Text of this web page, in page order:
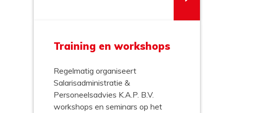
Training en workshops
Regelmatig organiseert
Salarisadministratie &
Personeelsadvies K.A.P. B.V.
workshops en seminars op het